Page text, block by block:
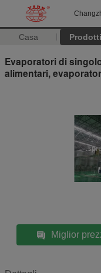
Casa Prodotti
Evaporatori di
alimentari,
Miglior